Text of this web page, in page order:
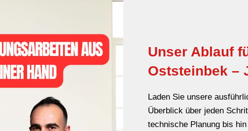
Unser Ablauf
Oststeinbek –
Laden Sie unsere
Überblick über jeden
technische Planung bis